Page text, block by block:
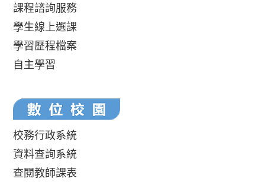
課程諮詢服務
學生線上選課
學習歷程檔案
自主學習
校務行政系統
資料查詢系統
查閱教師課表